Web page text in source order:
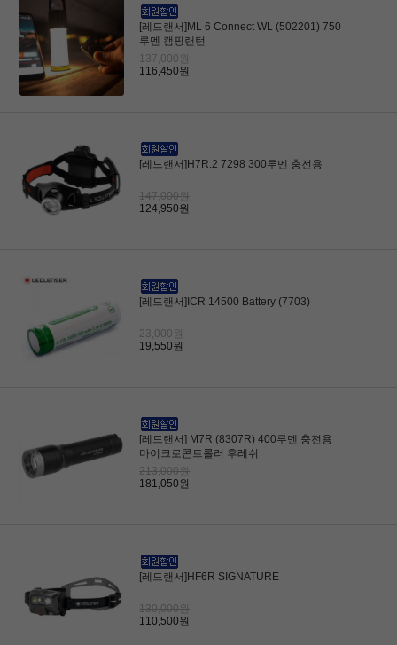
[레드랜서]ML 6 Connect WL (502201) 750
루멘 캠핑랜턴
137,000원
116,450원
[레드랜서]H7R.2 7298 300루멘 충전용
147,000원
124,950원
[레드랜서]ICR 14500 Battery (7703)
23,000원
19,550원
[레드랜서] M7R (8307R) 400루멘 충전용
마이크로콘트롤러 후레쉬
213,000원
181,050원
[레드랜서]HF6R SIGNATURE
130,000원
110,500원